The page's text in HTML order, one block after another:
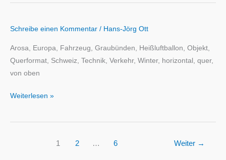
Schreibe einen Kommentar / Hans-Jörg Ott
Arosa, Europa, Fahrzeug, Graubünden, Heißluftballon, Objekt,
Querformat, Schweiz, Technik, Verkehr, Winter, horizontal, quer,
von oben
Weiterlesen »
1 2 … 6 Weiter →